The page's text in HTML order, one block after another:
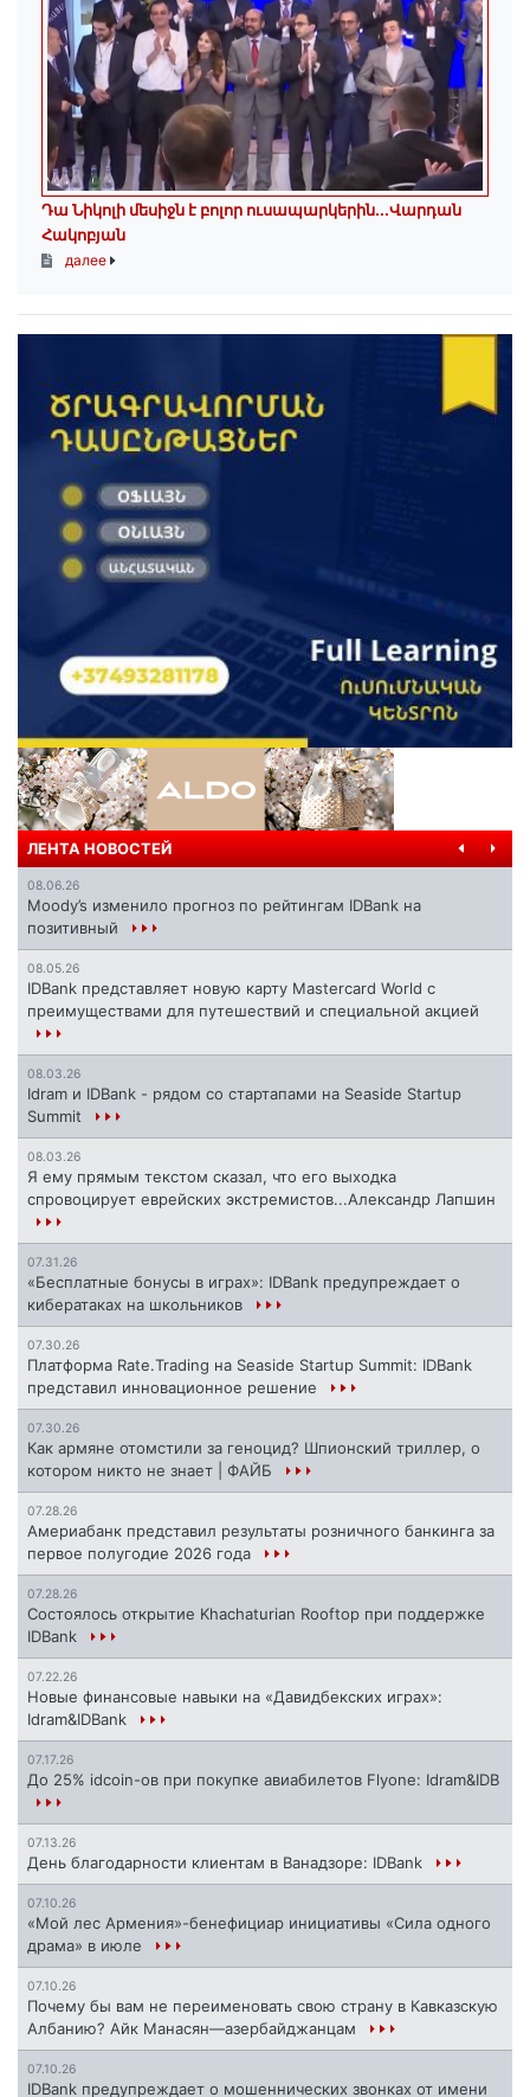
Դա Նիկոլի մեսիջն է բոլոր ուսապարկերին․․․Վարդան
Հակոբյան
далее
ЛЕНТА НОВОСТЕЙ
08.06.26
Moody’s изменило прогноз по рейтингам IDBank на
позитивный
08.05.26
IDBank представляет новую карту Mastercard World с
преимуществами для путешествий и специальной акцией
08.03.26
Idram и IDBank - рядом со стартапами на Seaside Startup
Summit
08.03.26
Я ему прямым текстом сказал, что его выходка
спровоцирует еврейских экстремистов...Александр Лапшин
07.31.26
«Бесплатные бонусы в играх»: IDBank предупреждает о
кибератаках на школьников
07.30.26
Платформа Rate.Trading на Seaside Startup Summit: IDBank
представил инновационное решение
07.30.26
Как армяне отомстили за геноцид? Шпионский триллер, о
котором никто не знает | ФАЙБ
07.28.26
Америабанк представил результаты розничного банкинга за
первое полугодие 2026 года
07.28.26
Состоялось открытие Khachaturian Rooftop при поддержке
IDBank
07.22.26
Новые финансовые навыки на «Давидбекских играх»:
Idram&IDBank
07.17.26
До 25% idcoin-ов при покупке авиабилетов Flyone: Idram&IDB
07.13.26
День благодарности клиентам в Ванадзоре: IDBank
07.10.26
«Мой лес Армения»-бенефициар инициативы «Сила одного
драма» в июле
07.10.26
Почему бы вам не переименовать свою страну в Кавказскую
Албанию? Айк Манасян—азербайджанцам
07.10.26
IDBank предупреждает о мошеннических звонках от имени